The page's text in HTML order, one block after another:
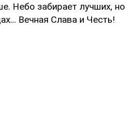
Небо забирает лучших, но
Вечная Слава и Честь!